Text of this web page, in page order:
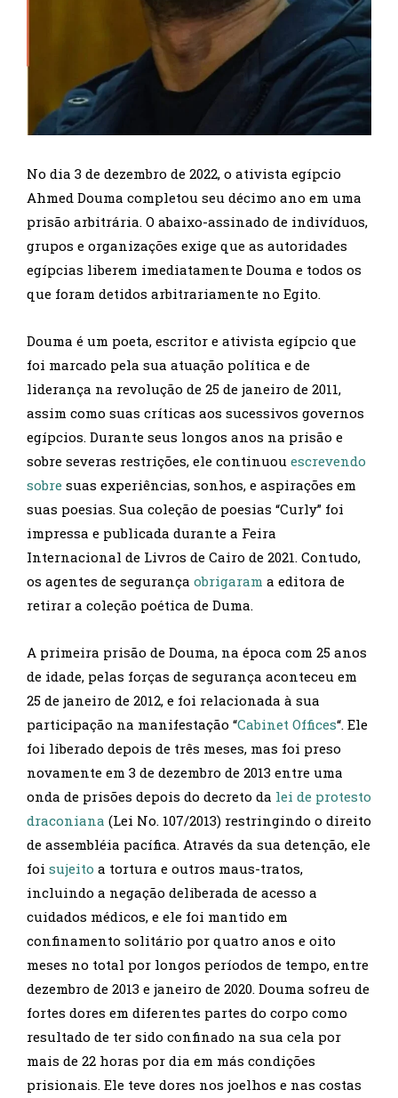
No dia 3 de dezembro de 2022, o ativista egípcio
Ahmed Douma completou seu décimo ano em uma
prisão arbitrária. O abaixo-assinado de indivíduos,
grupos e organizações exige que as autoridades
egípcias liberem imediatamente Douma e todos os
que foram detidos arbitrariamente no Egito.
Douma é um poeta, escritor e ativista egípcio que
foi marcado pela sua atuação política e de
liderança na revolução de 25 de janeiro de 2011,
assim como suas críticas aos sucessivos governos
egípcios. Durante seus longos anos na prisão e
sobre severas restrições, ele continuou escrevendo
sobre suas experiências, sonhos, e aspirações em
suas poesias. Sua coleção de poesias “Curly” foi
impressa e publicada durante a Feira
Internacional de Livros de Cairo de 2021. Contudo,
os agentes de segurança obrigaram a editora de
retirar a coleção poética de Duma.
A primeira prisão de Douma, na época com 25 anos
de idade, pelas forças de segurança aconteceu em
25 de janeiro de 2012, e foi relacionada à sua
participação na manifestação “Cabinet Offices“. Ele
foi liberado depois de três meses, mas foi preso
novamente em 3 de dezembro de 2013 entre uma
onda de prisões depois do decreto da lei de protesto
draconiana (Lei No. 107/2013) restringindo o direito
de assembléia pacífica. Através da sua detenção, ele
foi sujeito a tortura e outros maus-tratos,
incluindo a negação deliberada de acesso a
cuidados médicos, e ele foi mantido em
confinamento solitário por quatro anos e oito
meses no total por longos períodos de tempo, entre
dezembro de 2013 e janeiro de 2020. Douma sofreu de
fortes dores em diferentes partes do corpo como
resultado de ter sido confinado na sua cela por
mais de 22 horas por dia em más condições
prisionais. Ele teve dores nos joelhos e nas costas